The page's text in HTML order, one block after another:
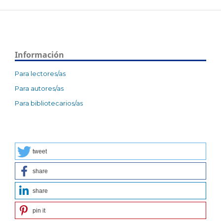
Información
Para lectores/as
Para autores/as
Para bibliotecarios/as
tweet
share
share
pin it